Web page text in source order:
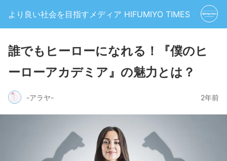
より良い社会を目指すメディア HIFUMIYO TIMES
誰でもヒーローになれる！『僕のヒ
ーローアカデミア』の魅力とは？
-アラヤ- 2年前